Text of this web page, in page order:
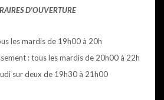
D'OUVERTURE
les mardis de 19h00 à 20h
: tous les mardis de 20h00 à 22h
sur deux de 19h30 à 21h00